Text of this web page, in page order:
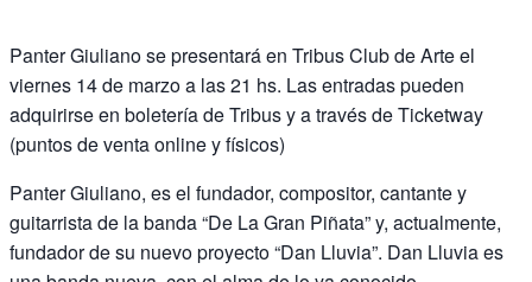
Panter Giuliano se presentará en Tribus Club de Arte el
viernes 14 de marzo a las 21 hs. Las entradas pueden
adquirirse en boletería de Tribus y a través de Ticketway
(puntos de venta online y físicos)
Panter Giuliano, es el fundador, compositor, cantante y
guitarrista de la banda “De La Gran Piñata” y, actualmente,
fundador de su nuevo proyecto “Dan Lluvia”. Dan Lluvia es